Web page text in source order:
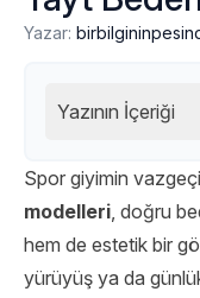
Yazar:
Yazının İçeriği
Spor giyimin
modelleri, doğru
hem de estetik bir
yürüyüş ya da